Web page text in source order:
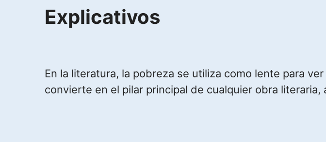
Explicativos
En la literatura, la pobreza se utiliza como lente para
convierte en el pilar principal de cualquier obra